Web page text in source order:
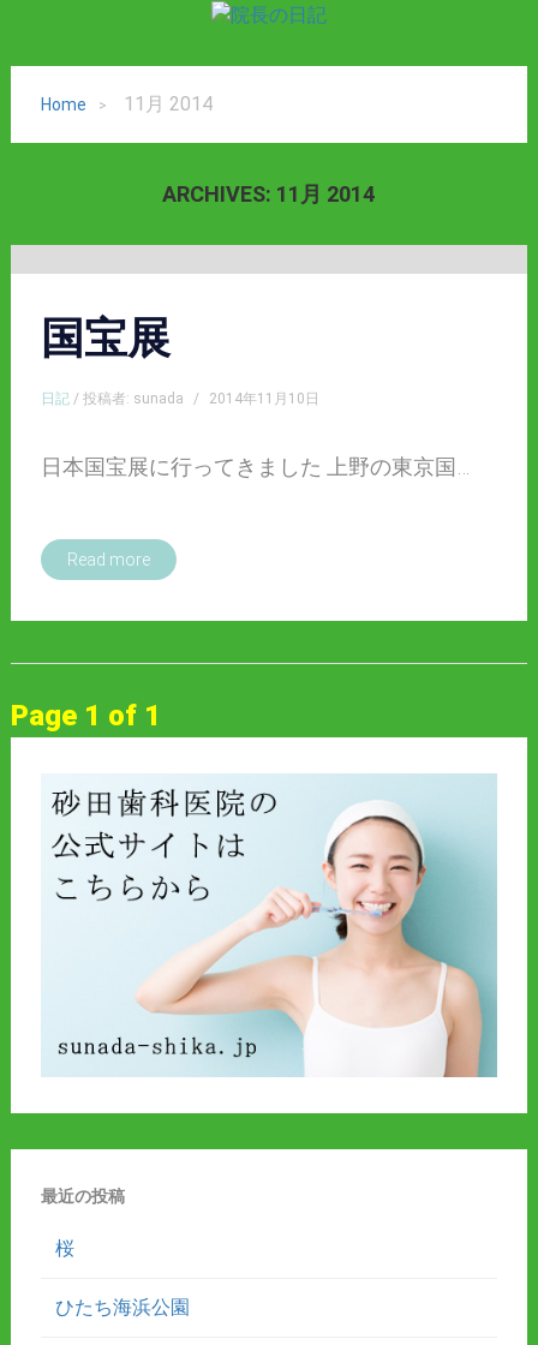
Home 11月 2014
ARCHIVES: 11月 2014
国宝展
日記/ 投稿者: sunada / 2014年11月10日
日本国宝展に行ってきました 上野の東京国…
Read more
Page 1 of 1
最近の投稿
桜
ひたち海浜公園